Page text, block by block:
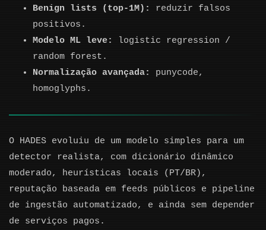
Benign lists (top‑1M):
reduzir falsos
positivos.
Modelo ML leve:
logistic regression /
random forest.
Normalização avançada:
punycode,
homoglyphs.
O HADES evoluiu de um modelo simples para um
detector realista, com dicionário dinâmico
moderado, heurísticas locais (PT/BR),
reputação baseada em feeds públicos e pipeline
de ingestão automatizado, e ainda sem depender
de serviços pagos.